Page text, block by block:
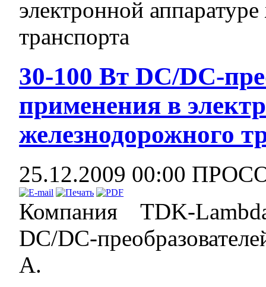
электронной
транспорта
30-100 Вт DC/DC-
применения в
железнодорожного
25.12.2009 00:00
Компания TDK-
DC/DC-
A.